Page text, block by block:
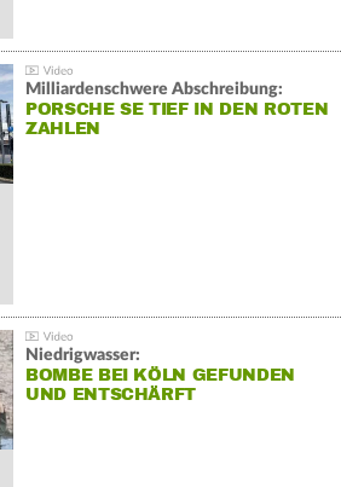
Milliardenschwere Abschreibung:
PORSCHE SE TIEF IN DEN ROTEN
ZAHLEN
Niedrigwasser:
BOMBE BEI KÖLN GEFUNDEN
UND ENTSCHÄRFT